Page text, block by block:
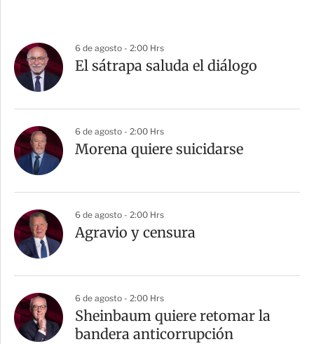
6 de agosto - 2:00 Hrs
El sátrapa saluda el diálogo
6 de agosto - 2:00 Hrs
Morena quiere suicidarse
6 de agosto - 2:00 Hrs
Agravio y censura
6 de agosto - 2:00 Hrs
Sheinbaum quiere retomar la
bandera anticorrupción